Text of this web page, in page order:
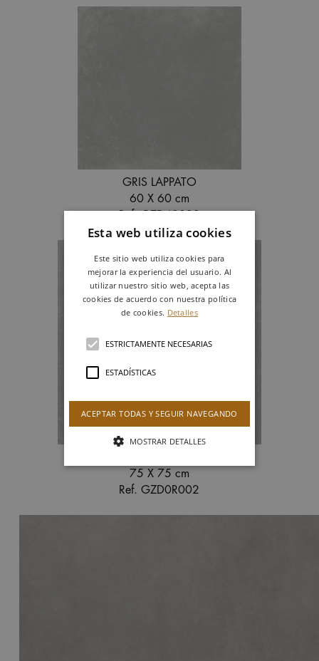
GRIS LAPPATO
60 X 60 cm
75 X 75 cm
Ref. GZD0R002
Esta web utiliza cookies
Este sitio web utiliza cookies para
mejorar la experiencia del usuario. Al
utilizar nuestro sitio web, acepta las
cookies de acuerdo con nuestra política
de cookies. Detalles
ESTRICTAMENTE NECESARIAS
ESTADÍSTICAS
ACEPTAR TODAS Y SEGUIR NAVEGANDO
MOSTRAR DETALLES